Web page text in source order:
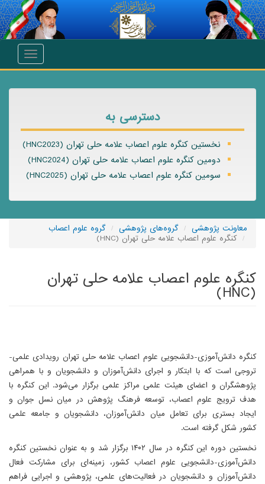
انتقال به محتوای اصلی
Toggle
دسترسی به
نخستین کنگره علوم اعصاب علامه حلی تهران (HNC2023)
دومین کنگره علوم اعصاب علامه حلی تهران (HNC2024)
سومین کنگره علوم اعصاب علامه حلی تهران (HNC2025)
معاونت پژوهشی گروه‌های پژوهشی
گروه علوم اعصاب
کنگره علوم اعصاب علامه حلی تهران (HNC)
کنگره علوم اعصاب علامه حلی تهران
(HNC)
کنگره دانش‌آموزی-دانشجویی علوم اعصاب علامه حلی تهران رویدادی علمی-
تروجی است که با ابتکار و اجرای دانش‌آموزان و دانشجویان و با همراهی
پژوهشگران و اعضای هیئت علمی مراکز علمی برگزار می‌شود. این کنگره با
هدف ترویج علوم اعصاب، توسعه فرهنگ پژوهش در میان نسل جوان و
ایجاد بستری برای تعامل میان دانش‌آموزان، دانشجویان و جامعه علمی
کشور شکل گرفته است.
نخستین دوره این کنگره در سال ۱۴۰۲ برگزار شد و به عنوان نخستین کنگره
دانش‌آموزی-دانشجویی علوم اعصاب کشور، زمینه‌ای برای مشارکت فعال
دانش‌آموزان و دانشجویان در فعالیت‌های علمی، پژوهشی و اجرایی فراهم